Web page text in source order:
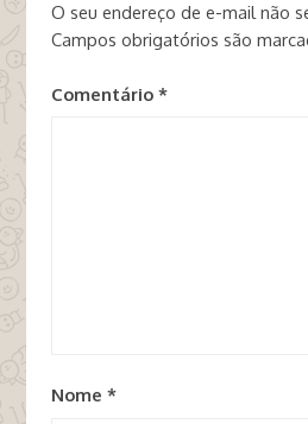
O seu endereço de e-mail não
Campos obrigatórios são
Comentário *
Nome *